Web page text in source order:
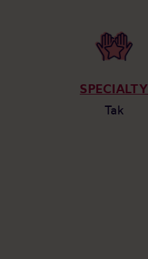
SPECIALTY
Tak